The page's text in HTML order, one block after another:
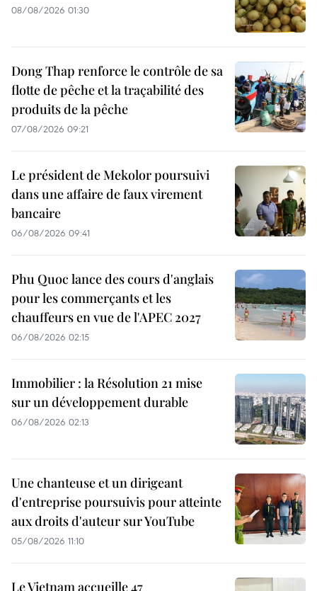
08/08/2026 01:30
Dong Thap renforce le contrôle de sa
flotte de pêche et la traçabilité des
produits de la pêche
07/08/2026 09:21
Le président de Mekolor poursuivi
dans une affaire de faux virement
bancaire
06/08/2026 09:41
Phu Quoc lance des cours d'anglais
pour les commerçants et les
chauffeurs en vue de l'APEC 2027
06/08/2026 02:15
Immobilier : la Résolution 21 mise
sur un développement durable
06/08/2026 02:13
Une chanteuse et un dirigeant
d'entreprise poursuivis pour atteinte
aux droits d'auteur sur YouTube
05/08/2026 11:10
Le Vietnam accueille 47